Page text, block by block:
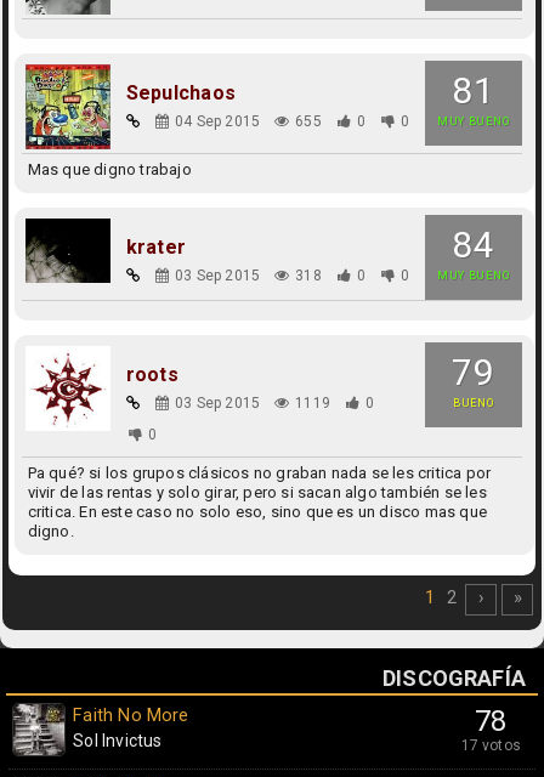
81
MUY BUENO
Sepulchaos
04 Sep 2015 655 0 0
Mas que digno trabajo
84
MUY BUENO
krater
03 Sep 2015 318 0 0
79
BUENO
roots
03 Sep 2015 1119
0
0
Pa qué? si los grupos clásicos no graban nada se les critica por
vivir de las rentas y solo girar, pero si sacan algo también se les
critica. En este caso no solo eso, sino que es un disco mas que
digno.
1 2 › »
DISCOGRAFÍA
78
17 votos
Faith No More
Sol Invictus